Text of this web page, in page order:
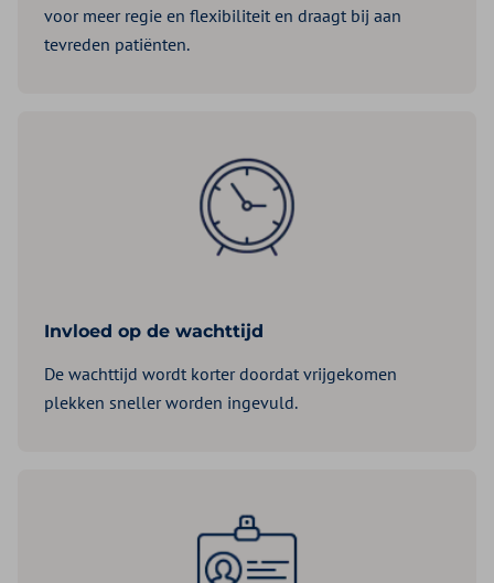
voor meer regie en flexibiliteit en draagt bij aan
tevreden patiënten.
Invloed op de wachttijd
De wachttijd wordt korter doordat vrijgekomen
plekken sneller worden ingevuld.